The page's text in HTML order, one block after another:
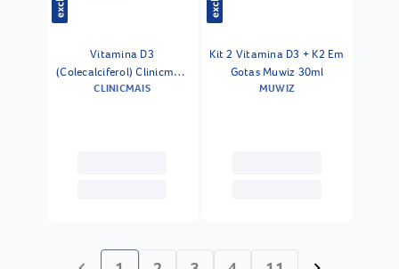
Vitamina D3
(Colecalciferol) Clinicmais
2000 Ui 30 Cápsulas
CLINICMAIS
Kit 2 Vitamina D3 + K2 Em
Gotas Muwiz 30ml
MUWIZ